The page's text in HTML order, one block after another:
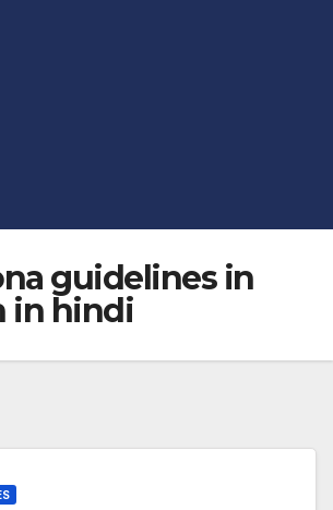
guidelines in
in hindi